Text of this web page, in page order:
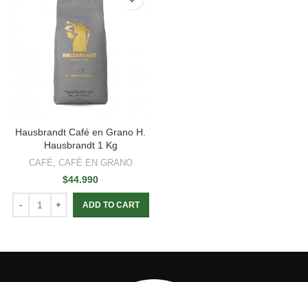
Hausbrandt Café en Grano H.
Hausbrandt 1 Kg
CAFÉ, CAFÉ EN GRANO
$44.990
ADD TO CART